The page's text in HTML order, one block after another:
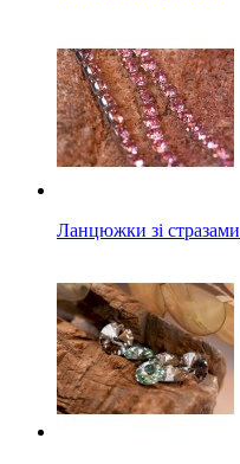
Ланцюжки зі стразами